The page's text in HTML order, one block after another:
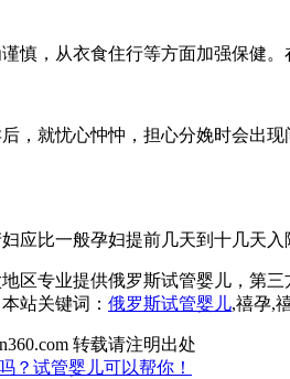
慎，从衣食住行等方面加强保健
，就忧心忡忡，担心分娩时会出
应比一般孕妇提前几天到十几天
区专业提供俄罗斯试管婴儿，第
站关键词： 俄罗斯试管婴儿,禧孕,
转载请注明出处
？试管婴儿可以帮你！